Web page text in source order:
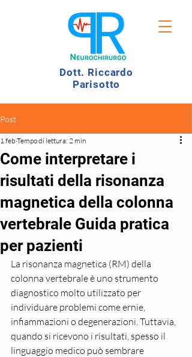
Dott. Riccardo
Parisotto
Post
Come interpretare i
risultati della risonanza
magnetica della colonna
vertebrale Guida pratica
per pazienti
1 feb Tempo di lettura: 2 min
La risonanza magnetica (RM) della
colonna vertebrale è uno strumento
diagnostico molto utilizzato per
individuare problemi come ernie,
infiammazioni o degenerazioni. Tuttavia,
quando si ricevono i risultati, spesso il
linguaggio medico può sembrare